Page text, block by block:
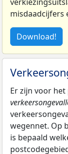
misdaadcijfers
Download!
Er zijn voor
wegennet. Op
is bepaald